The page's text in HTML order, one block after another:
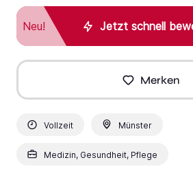
Jetzt schnell
Neu!
Merken
Vollzeit Münster
Medizin, Gesundheit, Pflege